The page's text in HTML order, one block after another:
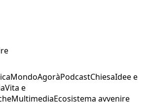
MondoAgoràPodcastChiesaIdee e
Vita e
MultimediaEcosistema avvenire